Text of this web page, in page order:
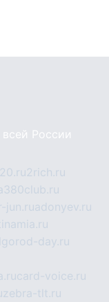
России
2rich.ru
jun.ruadonyev.ru
day.ru
card-voice.ru
zebra-tlt.ru